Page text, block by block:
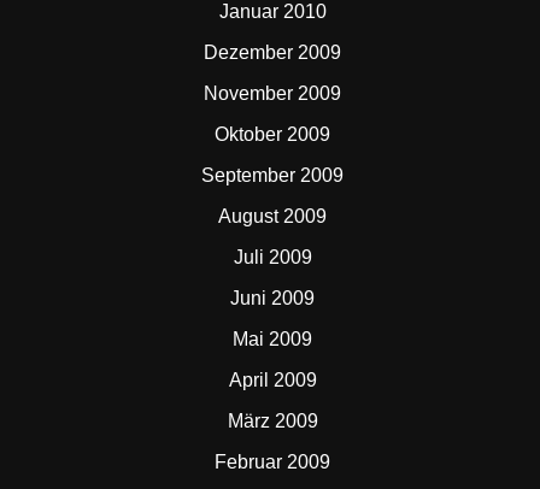
Januar 2010
Dezember 2009
November 2009
Oktober 2009
September 2009
August 2009
Juli 2009
Juni 2009
Mai 2009
April 2009
März 2009
Februar 2009